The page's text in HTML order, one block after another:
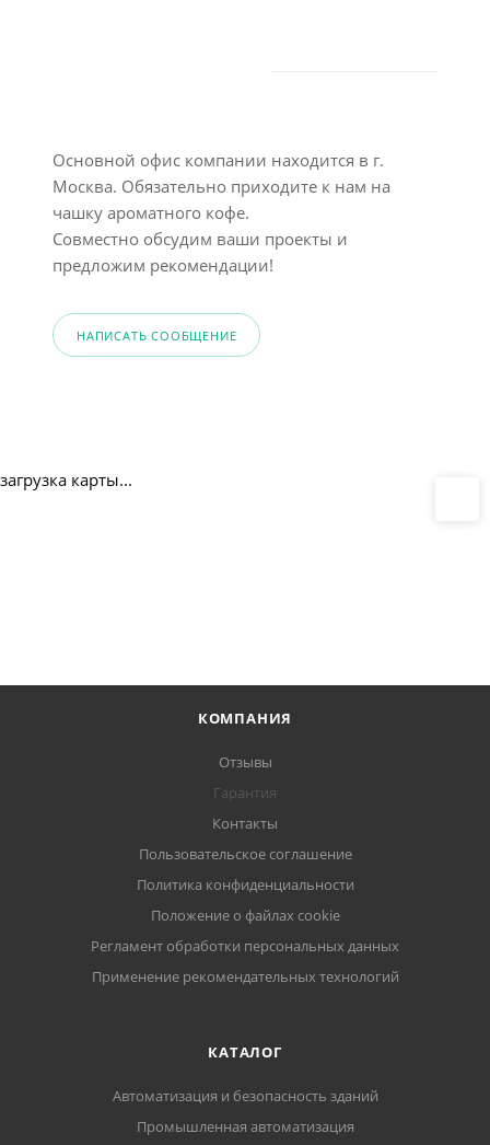
Основной офис компании находится в г.
Москва. Обязательно приходите к нам на
чашку ароматного кофе.
Совместно обсудим ваши проекты и
предложим рекомендации!
НАПИСАТЬ СООБЩЕНИЕ
загрузка карты...
КОМПАНИЯ
Отзывы
Гарантия
Контакты
Пользовательское соглашение
Политика конфиденциальности
Положение о файлах cookie
Регламент обработки персональных данных
Применение рекомендательных технологий
КАТАЛОГ
Автоматизация и безопасность зданий
Промышленная автоматизация